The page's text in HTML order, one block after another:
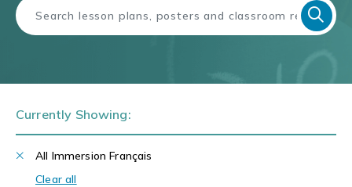
Currently Showing:
All Immersion Français
Clear all